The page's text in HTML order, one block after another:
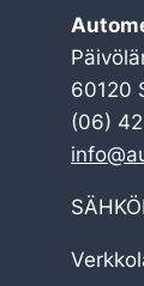
60120
(06)